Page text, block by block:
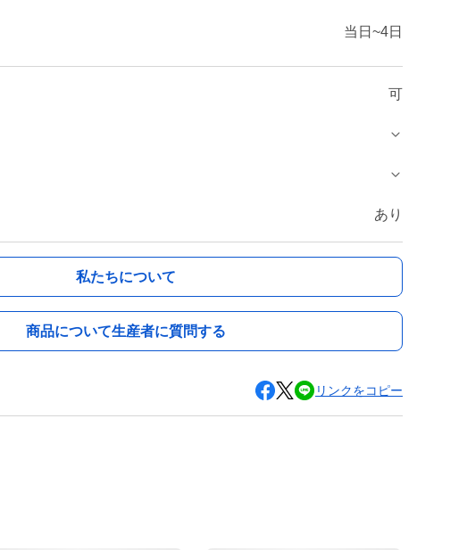
当日~4日
可
あり
私たちについて
商品について生産者に質問する
リンクをコピー